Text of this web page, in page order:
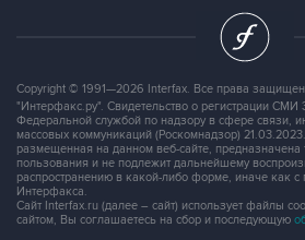
Copyright © 1991—2026 Interfax. Все права
"Интерфакс.ру". Свидетельство о регистрации
Федеральной службой по надзору в сфере связи,
массовых коммуникаций (Роскомнадзор)
размещенная на данном веб-сайте, предназначена
пользования и не подлежит дальнейшему
распространению в какой-либо форме, иначе как
Интерфакса.
Сайт Interfax.ru (далее – сайт) использует файлы
сайтом, Вы соглашаетесь на сбор и последующую